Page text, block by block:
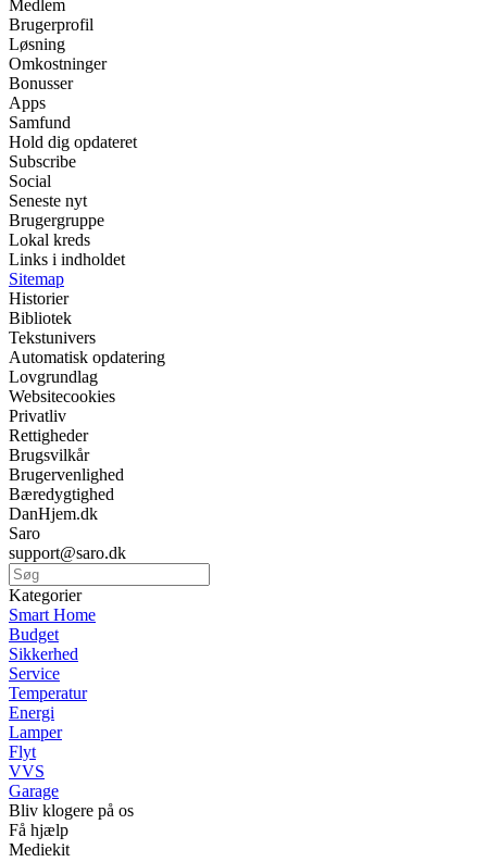
Medlem
Brugerprofil
Løsning
Omkostninger
Bonusser
Apps
Samfund
Hold dig opdateret
Subscribe
Social
Seneste nyt
Brugergruppe
Lokal kreds
Links i indholdet
Sitemap
Historier
Bibliotek
Tekstunivers
Automatisk opdatering
Lovgrundlag
Websitecookies
Privatliv
Rettigheder
Brugsvilkår
Brugervenlighed
Bæredygtighed
DanHjem.dk
Saro
support@saro.dk
Kategorier
Smart Home
Budget
Sikkerhed
Service
Temperatur
Energi
Lamper
Flyt
VVS
Garage
Bliv klogere på os
Få hjælp
Mediekit